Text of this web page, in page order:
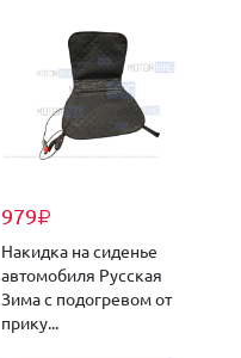
979₽
Накидка на сиденье
автомобиля Русская
Зима с подогревом от
прику...